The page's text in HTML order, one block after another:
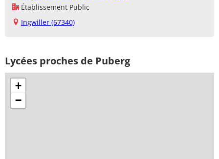
Établissement Public
Ingwiller (67340)
Lycées proches de Puberg
+
−